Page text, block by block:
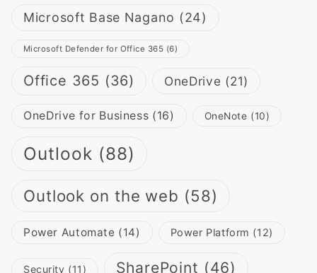
Microsoft Base Nagano (24)
Microsoft Defender for Office 365 (6)
Office 365 (36) OneDrive (21)
OneDrive for Business (16) OneNote (10)
Outlook (88)
Outlook on the web (58)
Power Automate (14) Power Platform (12)
Security (11) SharePoint (46)